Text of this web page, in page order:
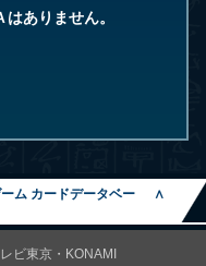
ありません。
ム カードデータベー
∧
ビ東京・KONAMI